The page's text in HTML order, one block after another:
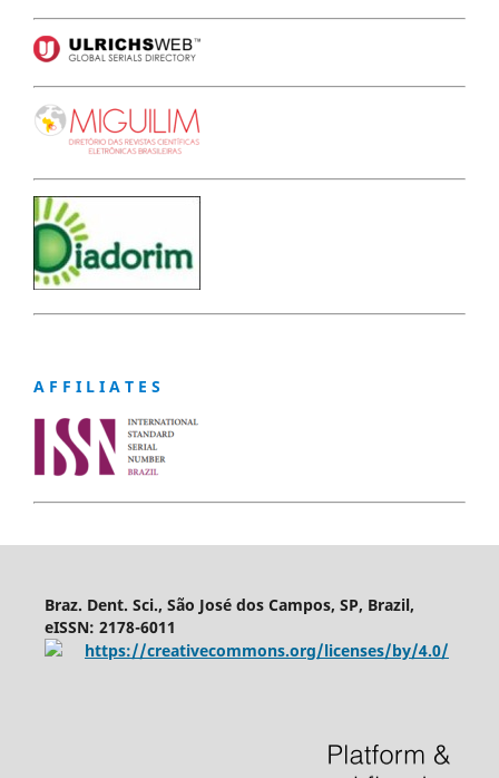
A F F I L I A T E S
Braz. Dent. Sci., São José dos Campos, SP, Brazil,
eISSN: 2178-6011
https://creativecommons.org/licenses/by/4.0/